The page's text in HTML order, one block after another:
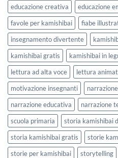
educazione creativa
educazione
favole per kamishibai
fiabe
insegnamento divertente
kamishibai gratis
kamishibai in
lettura ad alta voce
lettura
motivazione insegnanti
narrazione
narrazione educativa
narrazione
scuola primaria
storia kamishibai
storia kamishibai gratis
storie
storie per kamishibai
storytelling